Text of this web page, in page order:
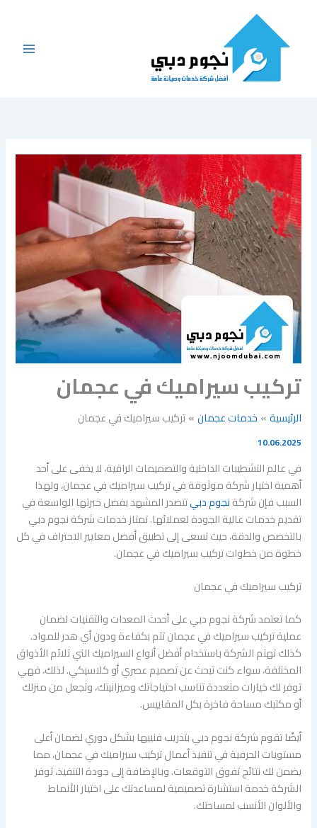
المحتوى
تركيب سيراميك في عجمان
الرئيسية خدمات عجمان تركيب سيراميك في عجمان
10.06.2025
في عالم التشطيبات الداخلية والتصميمات الراقية، لا يخفى على أحد
أهمية اختيار شركة موثوقة في تركيب سيراميك في عجمان، ولهذا
السبب فإن شركةنجوم دبيتتصدر المشهد بفضل خبرتها الواسعة في
تقديم خدمات عالية الجودة لعملائها. تمتاز خدمات شركة نجوم دبي
بالتخصص والدقة، حيث تسعى إلى تطبيق أفضل معايير الاحتراف في كل
خطوة من خطوات تركيب سيراميك في عجمان.
تركيب سيراميك في عجمان
كما تعتمد شركة نجوم دبي على أحدث المعدات والتقنيات لضمان
عملية تركيب سيراميك في عجمان تتم بكفاءة ودون أي هدر للمواد.
كذلك تهتم الشركة باستخدام أفضل أنواع السيراميك التي تلائم الأذواق
المختلفة، سواء كنت تبحث عن تصميم عصري أو كلاسيكي. لذلك، فهي
توفر لك خيارات متعددة تناسب احتياجاتك وميزانيتك، وتجعل من منزلك
أو مكتبك مساحة فاخرة بكل المقاييس.
أيضًا تقوم شركة نجوم دبي بتدريب فنييها بشكل دوري لضمان أعلى
مستويات الحرفية في تنفيذ أعمال تركيب سيراميك في عجمان، مما
يضمن لك نتائج تفوق التوقعات. وبالإضافة إلى جودة التنفيذ، توفر
الشركة خدمة استشارة تصميمية لمساعدتك على اختيار الأنماط
والألوان الأنسب لمساحتك.